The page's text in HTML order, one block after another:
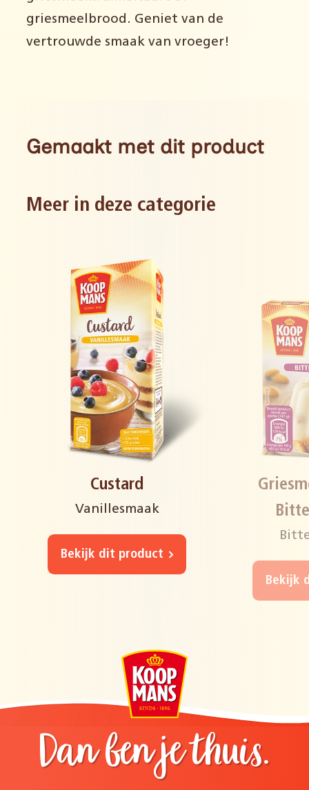
griesmeelbrood. Geniet van de
vertrouwde smaak van vroeger!
Gemaakt met dit product
Meer in deze categorie
Custard
Vanillesmaak
Bekijk dit product
Bekijk
Dan ben je thuis.